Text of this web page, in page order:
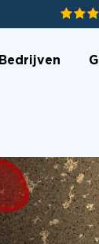
Bedrijven